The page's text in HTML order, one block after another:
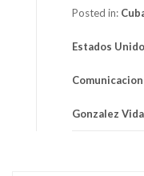
Posted in:
Estados
Gonzalez